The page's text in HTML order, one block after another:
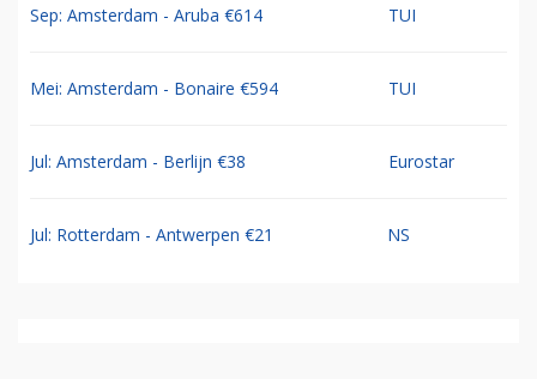
Sep: Amsterdam - Aruba €614 TUI
Mei: Amsterdam - Bonaire €594 TUI
Jul: Amsterdam - Berlijn €38 Eurostar
Jul: Rotterdam - Antwerpen €21 NS